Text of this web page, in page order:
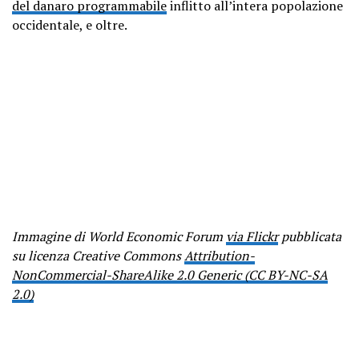
del danaro programmabileinflitto all’intera popolazione
occidentale, e oltre.
Immagine di World Economic Forum via Flickrpubblicata
su licenza Creative CommonsAttribution-
NonCommercial-ShareAlike 2.0 Generic (CC BY-NC-SA
2.0)